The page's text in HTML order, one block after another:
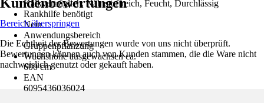
Kalkverträglich, Nährstoffreich, Feucht, Durchlässig
Rankhilfe benötigt
Nein
Anwendungsbereich
Gruppenpflanzung
Wuchshöhe ausgewachsen ca.
600 cm
EAN
6095436036024
Bereich überspringen
Die Echtheit der Bewertungen wurde von uns nicht überprüft.
Bewertungen können auch von Kunden stammen, die die Ware nicht
nachweislich genutzt oder gekauft haben.